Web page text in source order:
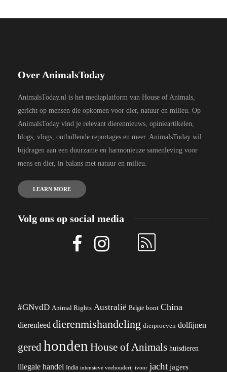
Over AnimalsToday
AnimalsToday.nl is het mediaplatform van House of Animals,
gericht op mensen die opkomen voor dier, natuur en milieu. Op
AnimalsToday vind je relevant dierennieuws, opinieartikelen,
blogs, vlogs, onthullende reportages en meer. AnimalsToday wil
bijdragen aan een duurzame en harmonieuze samenleving voor
mens en dier, in balans met natuur en milieu.
LEARN MORE
Volg ons op social media
#GNvdD Animal Rights Australië België bont China
dierenleed dierenmishandeling dierproeven dolfijnen
gered honden House of Animals huisdieren
illegale handel India intensieve veehouderij ivoor jacht jagers